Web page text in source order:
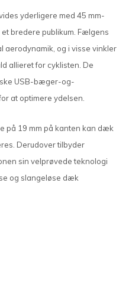
yderligere med 45 mm-
bredere publikum. Fælgens
aerodynamik, og i visse vinkler
allieret for cyklisten. De
USB-bæger-og-
at optimere ydelsen.
på 19 mm på kanten kan dæk
Derudover tilbyder
sin velprøvede teknologi
og slangeløse dæk